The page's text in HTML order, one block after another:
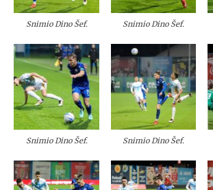
Snimio Dino Šef. Snimio Dino Šef.
Snimio Dino Šef. Snimio Dino Šef.